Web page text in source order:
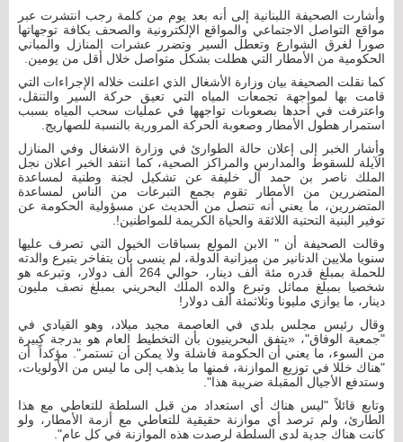
وأشارت الصحيفة اللبنانية إلى أنه بعد يوم من كلمة رجب انتشرت عبر
مواقع التواصل الاجتماعي والمواقع الإلكترونية والصحف بكافة توجهاتها
صورا لغرق الشوارع وتعطل السير وتضرر عشرات المنازل والمباني
الحكومية من الأمطار التي هطلت بشكل متواصل خلال أقل من يومين.
كما نقلت الصحيفة بيان وزارة الأشغال الذي اعلنت خلاله الإجراءات التي
قامت بها لمواجهة تجمعات المياه التي تعيق حركة السير والتنقل،
واعترفت في أحدها بصعوبات تواجهها في عمليات سحب المياه بسبب
استمرار هطول الأمطار وصعوبة الحركة المرورية بالنسبة للصهاريج.
وأشار الخبر إلى إعلان حالة الطوارئ في وزارة الاشغال وفي المنازل
الآيلة للسقوط والمدارس والمراكز الصحية، كما انتفد الخبر اعلان نجل
الملك ناصر بن حمد آل خليفة عن تشكيل لجنة وطنية لمساعدة
المتضررين من الأمطار تقوم بجمع التبرعات من الناس لمساعدة
المتضررين، ما يعني أنه تنصل من الحديث عن مسؤولية الحكومة عن
توفير البنية التحتية اللائقة والحياة الكريمة للمواطنين!.
وقالت الصحيفة أن " الابن المولع بسباقات الخيول التي تصرف عليها
سنويا ملايين الدنانير من ميزانية الدولة، لم ينسى بأن يتفاخر بتبرع والدته
للحملة بمبلغ قدره مئة ألف دينار، حوالي 264 ألف دولار، وتبرعه هو
شخصيا بمبلغ مماثل وتبرع والده الملك البحريني بمبلغ نصف مليون
دينار، ما يوازي مليونا وثلاثمئة ألف دولار!
وقال رئيس مجلس بلدي في العاصمة مجيد ميلاد، وهو القيادي في
"جمعية الوفاق"، «يتفق البحرينيون بأن التخطيط العام هو بدرجة كبيرة
من السوء، ما يعني أن الحكومة فاشلة ولا يمكن أن تستمر". مؤكداً أن
"هناك خللا في توزيع الموازنة، فمنها ما يذهب إلى ما ليس من الأولويات،
وستدفع الأجيال المقبلة ضريبة هذا".
وتابع قائلاً "ليس هناك أي استعداد من قبل السلطة للتعاطي مع هذا
الطارئ، ولم ترصد أي موازنة حقيقية للتعاطي مع أزمة الأمطار، ولو
كانت هناك جدية لدى السلطة لرصدت هذه الموازنة في كل عام".